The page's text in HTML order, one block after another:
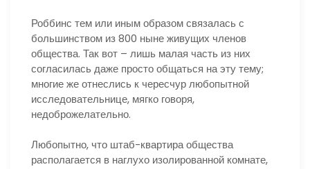
Роббинс тем или иным образом связалась с
большинством из 800 ныне живущих членов
общества. Так вот – лишь малая часть из них
согласилась даже просто общаться на эту тему;
многие же отнеслись к чересчур любопытной
исследовательнице, мягко говоря,
недоброжелательно.
Любопытно, что штаб-квартира общества
располагается в наглухо изолированной комнате,